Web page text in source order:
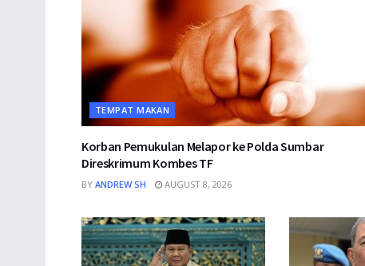
TEMPAT MAKAN
Korban Pemukulan Melapor ke Polda Sumbar
Direskrimum Kombes TF
BY ANDREW SH AUGUST 8, 2026